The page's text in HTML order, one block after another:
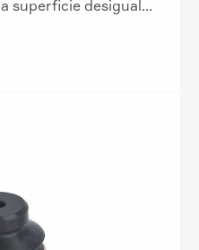
superficie desigual...